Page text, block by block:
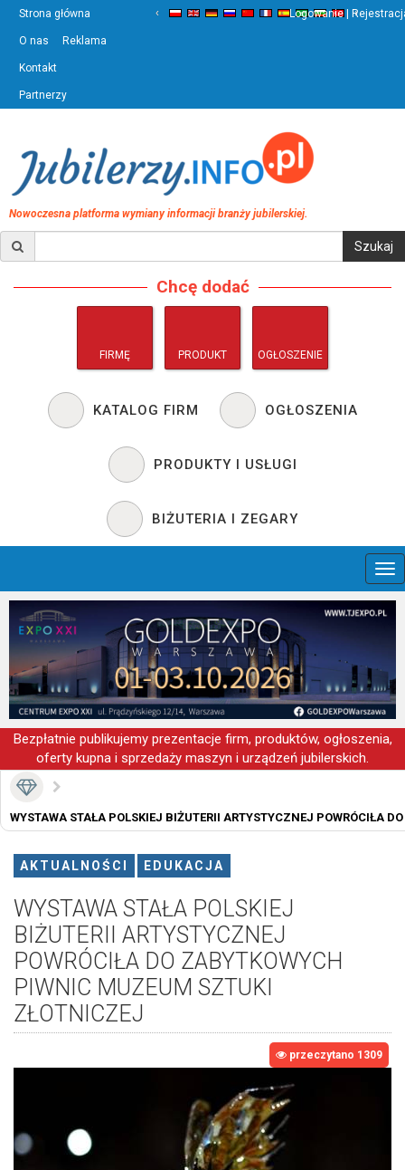
Strona główna
O nas Reklama
Kontakt
Partnerzy
‹ ›
Logowanie |
Nowoczesna platforma wymiany informacji branży jubilerskiej.
Chcę dodać
FIRMĘ PRODUKT OGŁOSZENIE
KATALOG FIRM OGŁOSZENIA
PRODUKTY I USŁUGI
BIŻUTERIA I ZEGARY
Bezpłatnie publikujemy prezentacje firm, produktów, ogłoszenia,
oferty kupna i sprzedaży maszyn i urządzeń jubilerskich.
WYSTAWA STAŁA POLSKIEJ BIŻUTERII ARTYSTYCZNEJ POWRÓCIŁA
AKTUALNOŚCI EDUKACJA
WYSTAWA STAŁA POLSKIEJ
BIŻUTERII ARTYSTYCZNEJ
POWRÓCIŁA DO ZABYTKOWYCH
PIWNIC MUZEUM SZTUKI
ZŁOTNICZEJ
przeczytano 1309